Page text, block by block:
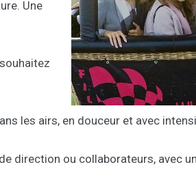
Une
les airs, en douceur et avec
direction ou collaborateurs, avec